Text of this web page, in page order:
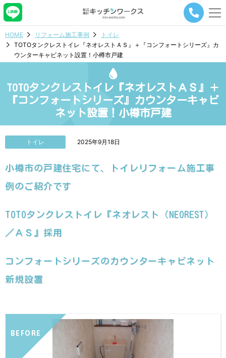
メ
ー
ビ
シ
ョ
タ
HOME リフォーム施工事例
トイレ
TOTOタンクレストイレ『ネオレストＡＳ』＋『コンフォートシリーズ』カ
ウンターキャビネット設置！小樽市戸建
TOTOタンクレストイレ『ネオレストＡＳ』＋
『コンフォートシリーズ』カウンターキャビ
ネット設置！小樽市戸建
トイレ 2025年9月18日
小樽市の戸建住宅にて、トイレリフォーム施工事
例のご紹介です
TOTOタンクレストイレ『ネオレスト（NEOREST）
／ＡＳ』採用
コンフォートシリーズのカウンターキャビネット
新規設置
BEFORE